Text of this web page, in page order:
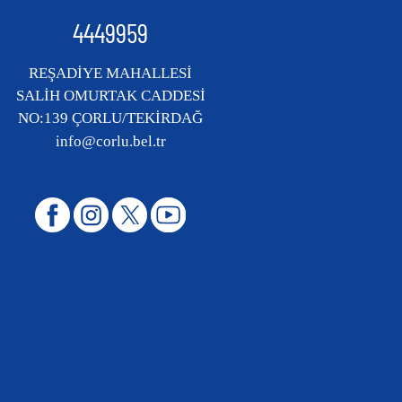
4449959
REŞADİYE MAHALLESİ
SALİH OMURTAK CADDESİ
NO:139 ÇORLU/TEKİRDAĞ
info@corlu.bel.tr